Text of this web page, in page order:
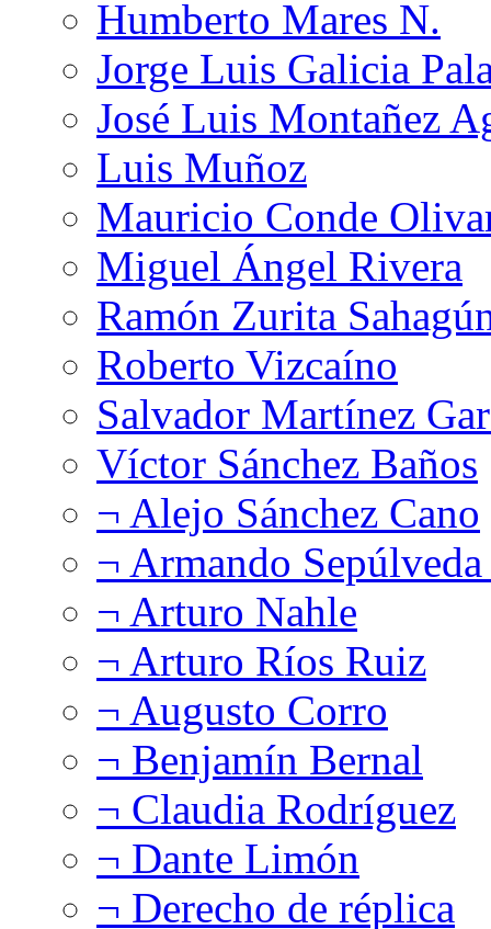
Humberto Mares N.
Jorge Luis Galicia
José Luis Montañez
Luis Muñoz
Mauricio Conde
Miguel Ángel Rivera
Ramón Zurita
Roberto Vizcaíno
Salvador Martínez
Víctor Sánchez Baños
¬ Alejo Sánchez Cano
¬ Armando
¬ Arturo Nahle
¬ Arturo Ríos Ruiz
¬ Augusto Corro
¬ Benjamín Bernal
¬ Claudia Rodríguez
¬ Dante Limón
¬ Derecho de réplica